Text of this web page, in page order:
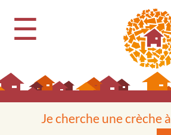
☰
Je cherche une crèche à